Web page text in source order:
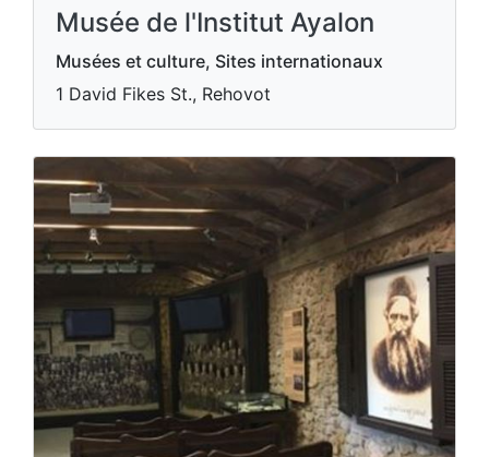
Musée de l'Institut Ayalon
Musées et culture, Sites internationaux
1 David Fikes St., Rehovot